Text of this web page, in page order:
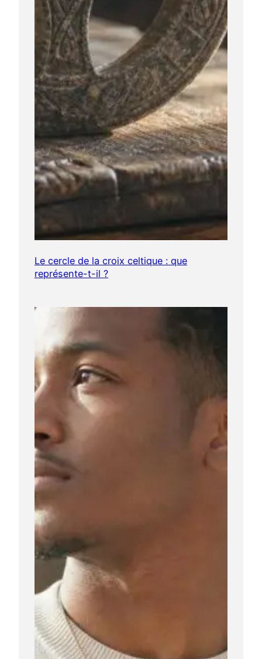
Le cercle de la croix celtique : que
représente-t-il ?